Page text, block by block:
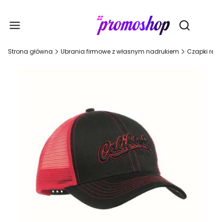
Otwórz
Strona główna Ubrania firmowe z własnym nadrukiem Czapki